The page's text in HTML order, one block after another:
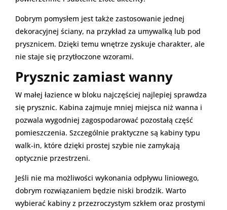
Dobrym pomysłem jest także zastosowanie jednej
dekoracyjnej ściany, na przykład za umywalką lub pod
prysznicem. Dzięki temu wnętrze zyskuje charakter, ale
nie staje się przytłoczone wzorami.
Prysznic zamiast wanny
W małej łazience w bloku najczęściej najlepiej sprawdza
się prysznic. Kabina zajmuje mniej miejsca niż wanna i
pozwala wygodniej zagospodarować pozostałą część
pomieszczenia. Szczególnie praktyczne są kabiny typu
walk-in, które dzięki prostej szybie nie zamykają
optycznie przestrzeni.
Jeśli nie ma możliwości wykonania odpływu liniowego,
dobrym rozwiązaniem będzie niski brodzik. Warto
wybierać kabiny z przezroczystym szkłem oraz prostymi